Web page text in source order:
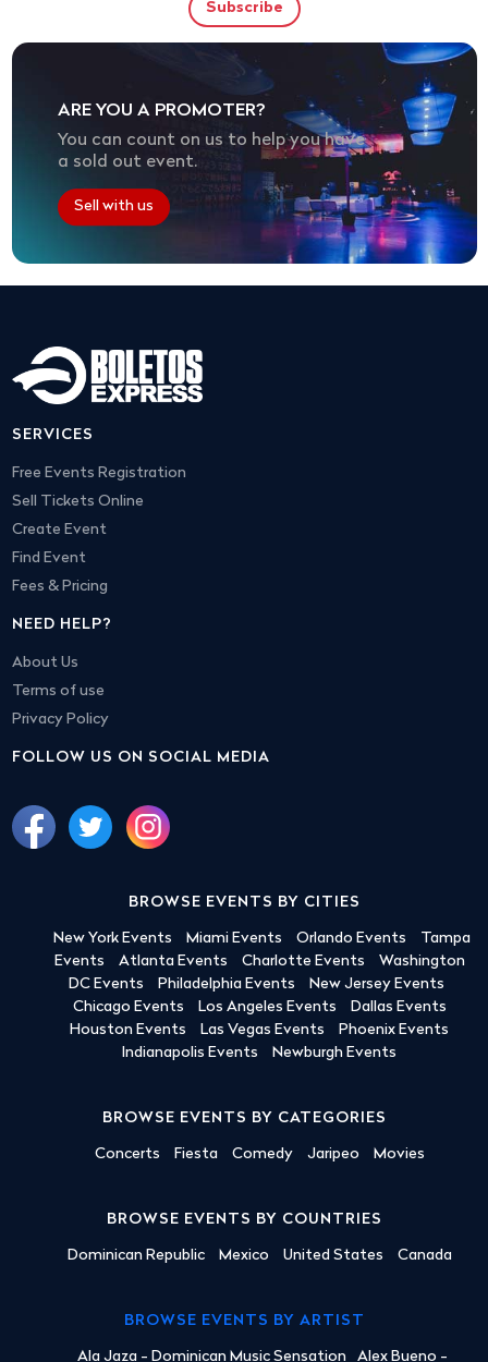
ARE YOU A PROMOTER?
You can count on us to help you have
a sold out event.
Sell with us
SERVICES
Free Events Registration
Sell Tickets Online
Create Event
Find Event
Fees & Pricing
NEED HELP?
About Us
Terms of use
Privacy Policy
FOLLOW US ON SOCIAL MEDIA
BROWSE EVENTS BY CITIES
New York Events Miami Events Orlando Events
Tampa
Events
Atlanta Events Charlotte Events
Washington
DC Events
Philadelphia Events
New Jersey Events
Chicago Events
Los Angeles Events
Dallas Events
Houston Events
Las Vegas Events
Phoenix Events
Indianapolis Events
Newburgh Events
BROWSE EVENTS BY CATEGORIES
Concerts Fiesta Comedy Jaripeo Movies
BROWSE EVENTS BY COUNTRIES
Dominican Republic Mexico United States Canada
BROWSE EVENTS BY ARTIST
Ala Jaza - Dominican Music Sensation Alex Bueno -